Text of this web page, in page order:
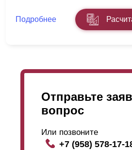
Подробнее
Отправьте
вопрос
Или позвоните
+7 (958) 578-17-